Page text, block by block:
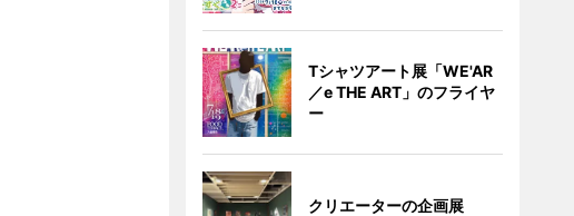
Tシャツアート展「WE'AR
／e THE ART」のフライヤ
ー
クリエーターの企画展